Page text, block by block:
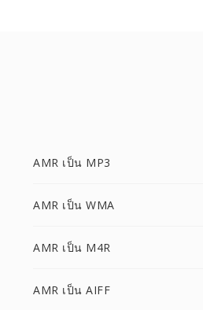
AMR เป็น MP3
AMR เป็น WMA
AMR เป็น M4R
AMR เป็น AIFF